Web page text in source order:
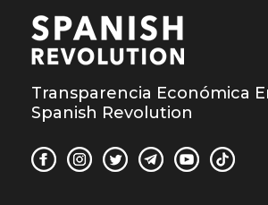
Transparencia Económica
Spanish Revolution